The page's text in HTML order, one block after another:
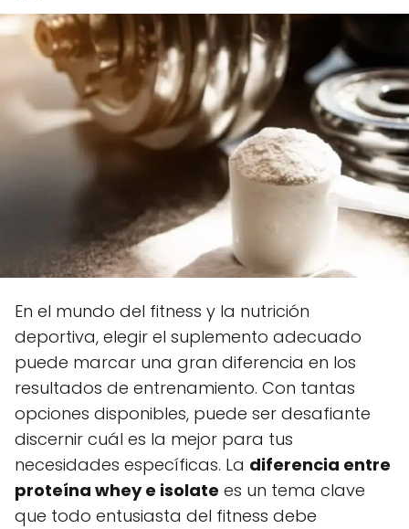
En el mundo del fitness y la nutrición
deportiva, elegir el suplemento adecuado
puede marcar una gran diferencia en los
resultados de entrenamiento. Con tantas
opciones disponibles, puede ser desafiante
discernir cuál es la mejor para tus
necesidades específicas. La diferencia entre
proteína whey e isolate es un tema clave
que todo entusiasta del fitness debe